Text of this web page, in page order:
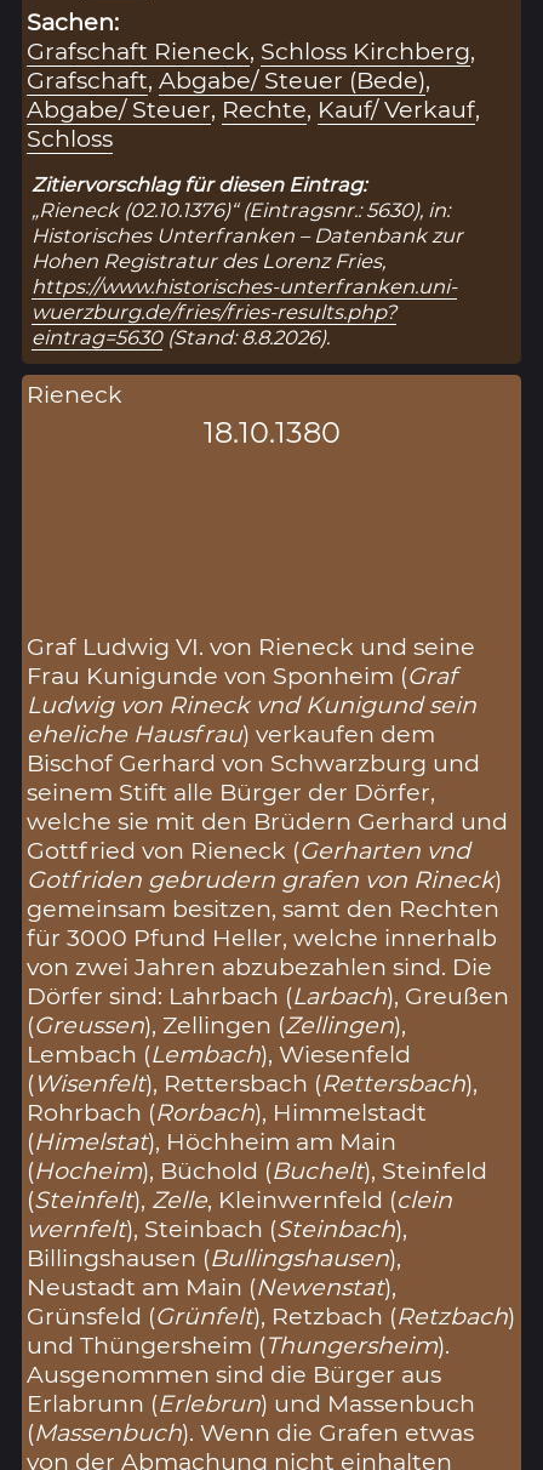
Sachen:
Grafschaft Rieneck, Schloss Kirchberg,
Grafschaft,Abgabe/ Steuer (Bede),
Abgabe/ Steuer, Rechte, Kauf/ Verkauf,
Schloss
Zitiervorschlag für diesen Eintrag:
„Rieneck (02.10.1376)“ (Eintragsnr.: 5630), in:
Historisches Unterfranken – Datenbank zur
Hohen Registratur des Lorenz Fries,
https://www.historisches-unterfranken.uni-
wuerzburg.de/fries/fries-results.php?
eintrag=5630(Stand: 8.8.2026).
Rieneck
18.10.1380
Graf Ludwig VI. von Rieneck und seine
Frau Kunigunde von Sponheim (Graf
Ludwig von Rineck vnd Kunigund sein
eheliche Hausfrau) verkaufen dem
Bischof Gerhard von Schwarzburg und
seinem Stift alle Bürger der Dörfer,
welche sie mit den Brüdern Gerhard und
Gottfried von Rieneck (Gerharten vnd
Gotfriden gebrudern grafen von Rineck)
gemeinsam besitzen, samt den Rechten
für 3000 Pfund Heller, welche innerhalb
von zwei Jahren abzubezahlen sind. Die
Dörfer sind: Lahrbach (Larbach), Greußen
(Greussen), Zellingen (Zellingen),
Lembach (Lembach), Wiesenfeld
(Wisenfelt), Rettersbach (Rettersbach),
Rohrbach (Rorbach), Himmelstadt
(Himelstat), Höchheim am Main
(Hocheim), Büchold (Buchelt), Steinfeld
(Steinfelt), Zelle, Kleinwernfeld (clein
wernfelt), Steinbach (Steinbach),
Billingshausen (Bullingshausen),
Neustadt am Main (Newenstat),
Grünsfeld (Grünfelt), Retzbach (Retzbach)
und Thüngersheim (Thungersheim).
Ausgenommen sind die Bürger aus
Erlabrunn (Erlebrun) und Massenbuch
(Massenbuch). Wenn die Grafen etwas
von der Abmachung nicht einhalten